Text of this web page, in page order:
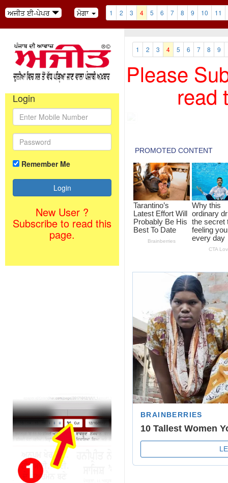
ਅਜੀਤ ਈ-ਪੇਪਰ ਮੋਗਾ 1 2 3 4 5 6 7 8 9 10 11
Login
Remember Me
New User ?
Subscribe to read this
page.
1 2 3 4 5 6 7 8 9
Please
read